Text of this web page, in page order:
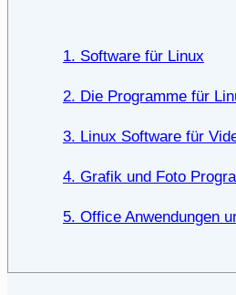
1. Software für Linux
2. Die Programme für
3. Linux Software für
4. Grafik und Foto
5. Office Anwendungen